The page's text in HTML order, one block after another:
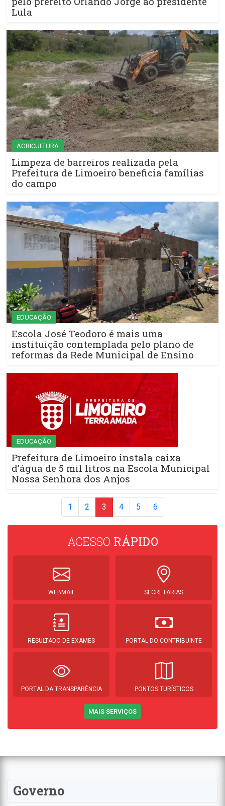
Lula
AGRICULTURA
Limpeza de barreiros realizada pela
Prefeitura de Limoeiro beneficia famílias
do campo
EDUCAÇÃO
Escola José Teodoro é mais uma
instituição contemplada pelo plano de
reformas da Rede Municipal de Ensino
EDUCAÇÃO
Prefeitura de Limoeiro instala caixa
d’água de 5 mil litros na Escola Municipal
Nossa Senhora dos Anjos
1 2 3 4 5 6
ACESSO RÁPIDO
WEBMAIL SECRETARIAS
RESULTADO DE EXAMES PORTAL DO CONTRIBUINTE
PORTAL DA TRANSPARÊNCIA PONTOS TURÍSTICOS
MAIS SERVIÇOS
Governo